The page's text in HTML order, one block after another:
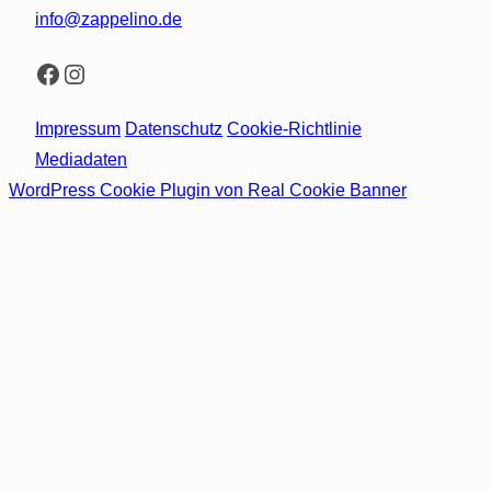
info@zappelino.de
Facebook
Instagram
Impressum Datenschutz Cookie-Richtlinie
Mediadaten
WordPress Cookie Plugin von Real Cookie Banner